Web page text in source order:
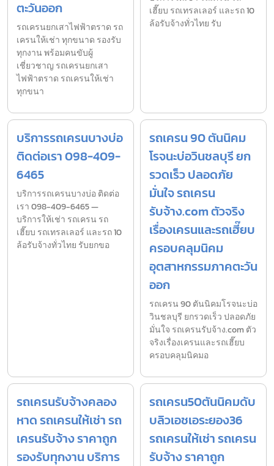
ตะวันออก
รถเครนยกเสาไฟฟ้าตราด รถ
เครนให้เช่า ทุกขนาด รองรับ
ทุกงาน พร้อมคนขับผู้
เชี่ยวชาญ รถเครนยกเสา
ไฟฟ้าตราด รถเครนให้เช่า
ทุกขนา
เฮี๊ยบ รถเทรลเลอร์ และรถ 10
ล้อรับจ้างทั่วไทย รับ
บริการรถเครนบางบ่อ
ติดต่อเรา 098-409-
6465
บริการรถเครนบางบ่อ ติดต่อ
เรา 098-409-6465 —
บริการให้เช่า รถเครน รถ
เฮี๊ยบ รถเทรลเลอร์ และรถ 10
ล้อรับจ้างทั่วไทย รับยกขอ
รถเครน 90 ตันนิคม
โรจนะบ่อวินชลบุรี ยก
รวดเร็ว ปลอดภัย
มั่นใจ รถเครน
รับจ้าง.com ตัวจริง
เรื่องเครนและรถเฮี๊ยบ
ครอบคลุมนิคม
อุตสาหกรรมภาคตะวัน
ออก
รถเครน 90 ตันนิคมโรจนะบ่อ
วินชลบุรี ยกรวดเร็ว ปลอดภัย
มั่นใจ รถเครนรับจ้าง.com ตัว
จริงเรื่องเครนและรถเฮี๊ยบ
ครอบคลุมนิคมอ
รถเครนรับจ้างคลอง
หาด รถเครนให้เช่า รถ
เครนรับจ้าง ราคาถูก
รองรับทุกงาน บริการ
รถเครน50ตันนิคมดับ
บลิวเอชเอระยอง36
รถเครนให้เช่า รถเครน
รับจ้าง ราคาถูก